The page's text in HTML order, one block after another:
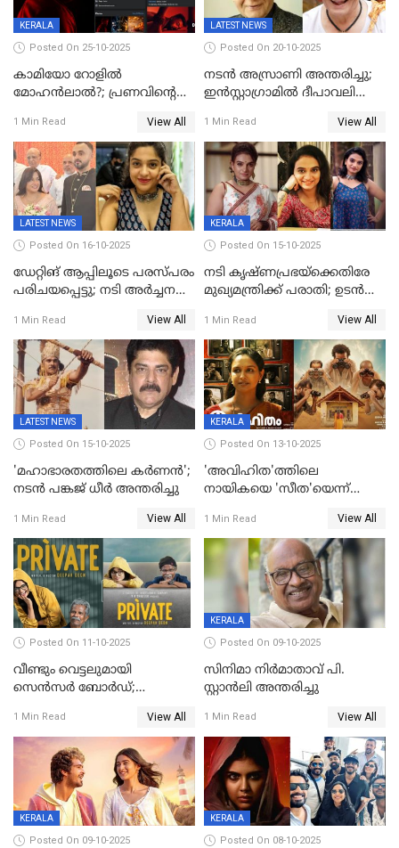
KERALA
Posted On 25-10-2025
കാമിയോ റോളിൽ
മോഹൻലാൽ?; പ്രണവിന്റെ
പിന്നാലെ ഡിപി; ചർച്ചയായി
സോഷ്യൽ മീഡിയ ചിത്രങ്ങൾ
1 Min Read View All
LATEST NEWS
Posted On 20-10-2025
നടന്‍ അസ്രാണി അന്തരിച്ചു;
ഇന്‍‌സ്റ്റാഗ്രാമില്‍ ദീപാവലി
മണിക്കൂറുകള്‍ക്കകം
വിയോഗം
1 Min Read View All
LATEST NEWS
Posted On 16-10-2025
ഡേറ്റിങ് ആപ്പിലൂടെ പരസ്പരം
പരിചയപ്പെട്ടു; നടി അർച്ചന
1 Min Read View All
KERALA
Posted On 15-10-2025
നടി കൃഷ്ണപ്രഭയ്‌ക്കെതിരേ
മുഖ്യമന്ത്രിക്ക് പരാതി; ഉടൻ
പരാതിയിൽ
1 Min Read View All
LATEST NEWS
Posted On 15-10-2025
'മഹാഭാരതത്തിലെ കർണന്‍';
നടൻ പങ്കജ് ധീർ അന്തരിച്ചു
1 Min Read View All
KERALA
Posted On 13-10-2025
'അവിഹിത'ത്തിലെ
നായികയെ 'സീത'യെന്ന്
ബോർഡ്
1 Min Read View All
Posted On 11-10-2025
വീണ്ടും വെട്ടലുമായി
സെന്‍സര്‍ ബോര്‍ഡ്;
തിരുത്തല്‍
1 Min Read View All
KERALA
Posted On 09-10-2025
സിനിമാ നിർമാതാവ് പി.
സ്റ്റാൻലി അന്തരിച്ചു
1 Min Read View All
KERALA
Posted On 09-10-2025
KERALA
Posted On 08-10-2025